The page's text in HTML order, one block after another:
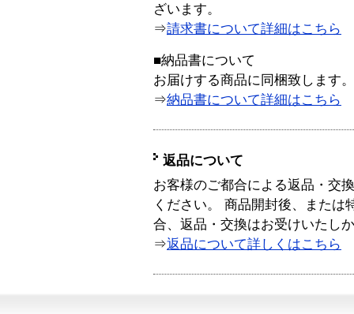
ざいます。
⇒請求書について詳細はこちら
■納品書について
お届けする商品に同梱致します。
⇒納品書について詳細はこちら
返品について
お客様のご都合による返品・交
ください。 商品開封後、または
合、返品・交換はお受けいたし
⇒返品について詳しくはこちら